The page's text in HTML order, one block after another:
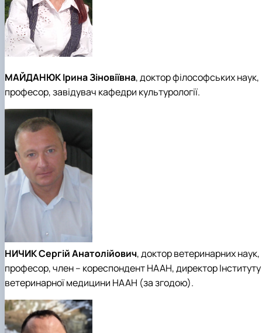
МАЙДАНЮК Ірина Зіновіївна, доктор філософських наук,
професор, завідувач кафедри культурології.
НИЧИК Сергій Анатолійович, доктор ветеринарних наук,
професор, член – кореспондент НААН, директор Інституту
ветеринарної медицини НААН (за згодою).